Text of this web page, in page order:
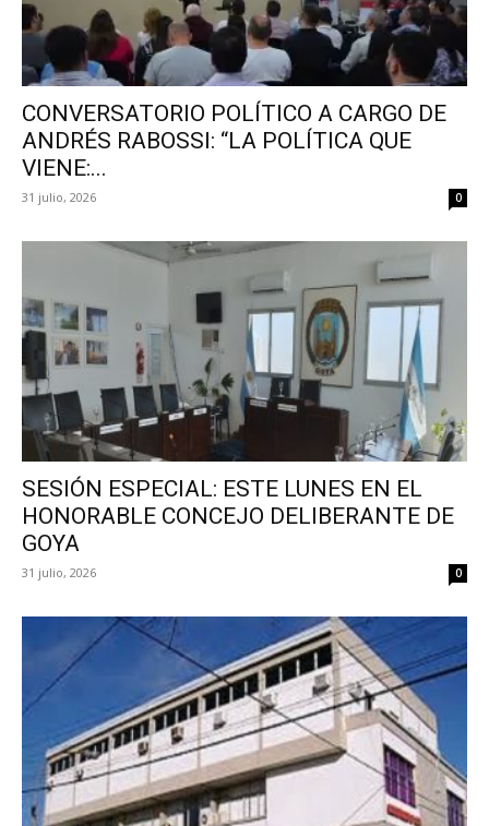
CONVERSATORIO POLÍTICO A CARGO DE
ANDRÉS RABOSSI: “LA POLÍTICA QUE
VIENE:...
31 julio, 2026 0
SESIÓN ESPECIAL: ESTE LUNES EN EL
HONORABLE CONCEJO DELIBERANTE DE
GOYA
31 julio, 2026 0